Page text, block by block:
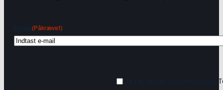
(Påkrævet)
Ja tak, jeg vil gerne modtage